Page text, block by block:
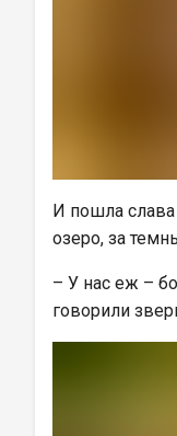
И пошла слава
озеро, за
– У нас еж –
говорили